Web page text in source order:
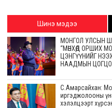
Шинэ мэдээ
МОНГОЛ УЛСЫН
“МӨНХӨД ОРШИХ
ЦЭНГҮҮНИЙГ
НААДМЫН
С.Амарсайхан:
иргэджолооны
хэлэлцээрт